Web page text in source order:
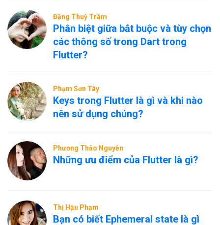
Đặng Thuỳ Trâm
Phân biệt giữa bắt buộc và tùy chọn
các thông số trong Dart trong
Flutter?
Phạm Sơn Tây
Keys trong Flutter là gì và khi nào
nên sử dụng chúng?
Phương Thảo Nguyễn
Những ưu điểm của Flutter là gì?
Thị Hậu Phạm
Bạn có biết Ephemeral state là gì